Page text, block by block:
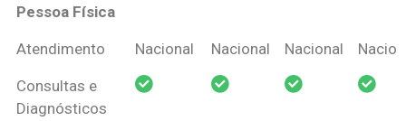
Pessoa Física
Coberturas
Pessoa Física
Nacional Criança Prótese
Atendimento Nacional Nacional Nacional
Consultas e
Diagnósticos